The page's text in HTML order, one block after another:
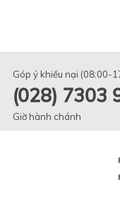
Góp ý khiếu nại (08:00-
(028) 7303
Giờ hành chánh